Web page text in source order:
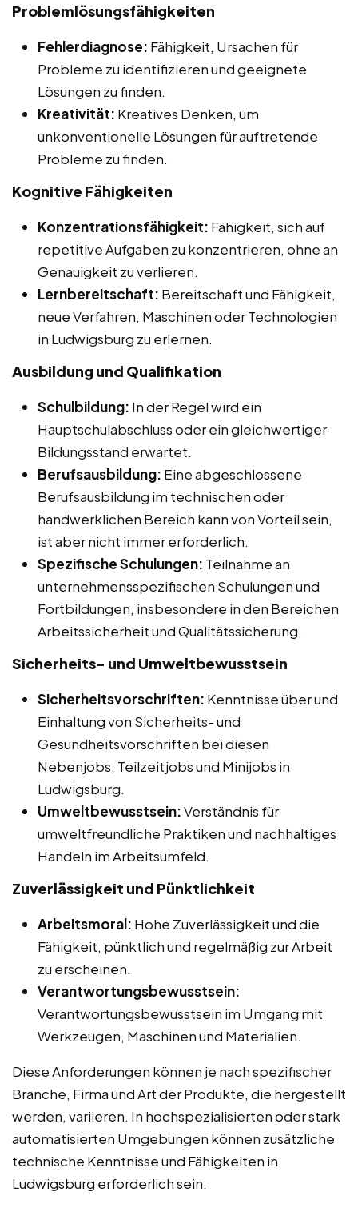
Problemlösungsfähigkeiten
Fehlerdiagnose: Fähigkeit, Ursachen für
Probleme zu identifizieren und geeignete
Lösungen zu finden.
Kreativität: Kreatives Denken, um
unkonventionelle Lösungen für auftretende
Probleme zu finden.
Kognitive Fähigkeiten
Konzentrationsfähigkeit: Fähigkeit, sich auf
repetitive Aufgaben zu konzentrieren, ohne an
Genauigkeit zu verlieren.
Lernbereitschaft: Bereitschaft und Fähigkeit,
neue Verfahren, Maschinen oder Technologien
in Ludwigsburg zu erlernen.
Ausbildung und Qualifikation
Schulbildung: In der Regel wird ein
Hauptschulabschluss oder ein gleichwertiger
Bildungsstand erwartet.
Berufsausbildung: Eine abgeschlossene
Berufsausbildung im technischen oder
handwerklichen Bereich kann von Vorteil sein,
ist aber nicht immer erforderlich.
Spezifische Schulungen: Teilnahme an
unternehmensspezifischen Schulungen und
Fortbildungen, insbesondere in den Bereichen
Arbeitssicherheit und Qualitätssicherung.
Sicherheits- und Umweltbewusstsein
Sicherheitsvorschriften: Kenntnisse über und
Einhaltung von Sicherheits- und
Gesundheitsvorschriften bei diesen
Nebenjobs, Teilzeitjobs und Minijobs in
Ludwigsburg.
Umweltbewusstsein:Verständnis für
umweltfreundliche Praktiken und nachhaltiges
Handeln im Arbeitsumfeld.
Zuverlässigkeit und Pünktlichkeit
Arbeitsmoral: Hohe Zuverlässigkeit und die
Fähigkeit, pünktlich und regelmäßig zur Arbeit
zu erscheinen.
Verantwortungsbewusstsein:
Verantwortungsbewusstsein im Umgang mit
Werkzeugen, Maschinen und Materialien.
Diese Anforderungen können je nach spezifischer
Branche, Firma und Art der Produkte, die hergestellt
werden, variieren. In hochspezialisierten oder stark
automatisierten Umgebungen können zusätzliche
technische Kenntnisse und Fähigkeiten in
Ludwigsburg erforderlich sein.